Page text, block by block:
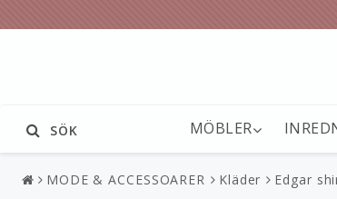
MÖBLER
SÖK
MODE & ACCESSOARER Kläder Edgar